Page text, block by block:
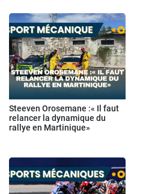
Steeven Orosemane :« Il faut
relancer la dynamique du
rallye en Martinique»